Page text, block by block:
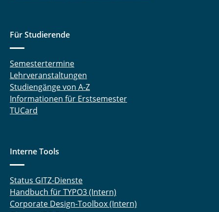
Für Studierende
Semestertermine
Lehrveranstaltungen
Studiengänge von A-Z
Informationen für Erstsemester
TUCard
Interne Tools
Status GITZ-Dienste
Handbuch für TYPO3 (Intern)
Corporate Design-Toolbox (Intern)